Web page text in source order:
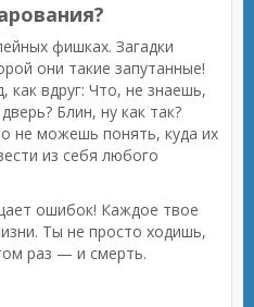
фишках. Загадки
они такие запутанные!
вдруг: Что, не знаешь,
Блин, ну как так?
не можешь понять, куда их
из себя любого
ошибок! Каждое твое
Ты не просто ходишь,
раз — и смерть.